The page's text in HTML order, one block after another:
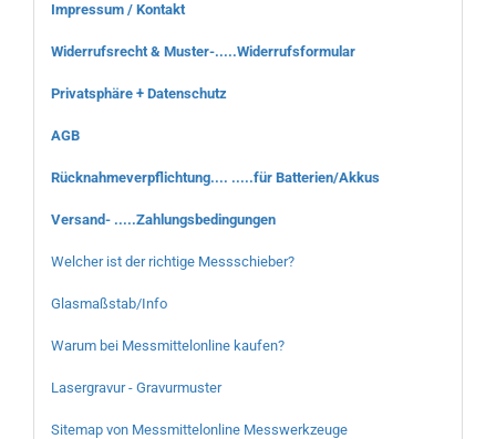
Impressum / Kontakt
Widerrufsrecht & Muster-.....Widerrufsformular
Privatsphäre + Datenschutz
AGB
Rücknahmeverpflichtung.... .....für Batterien/Akkus
Versand- .....Zahlungsbedingungen
Welcher ist der richtige Messschieber?
Glasmaßstab/Info
Warum bei Messmittelonline kaufen?
Lasergravur - Gravurmuster
Sitemap von Messmittelonline Messwerkzeuge